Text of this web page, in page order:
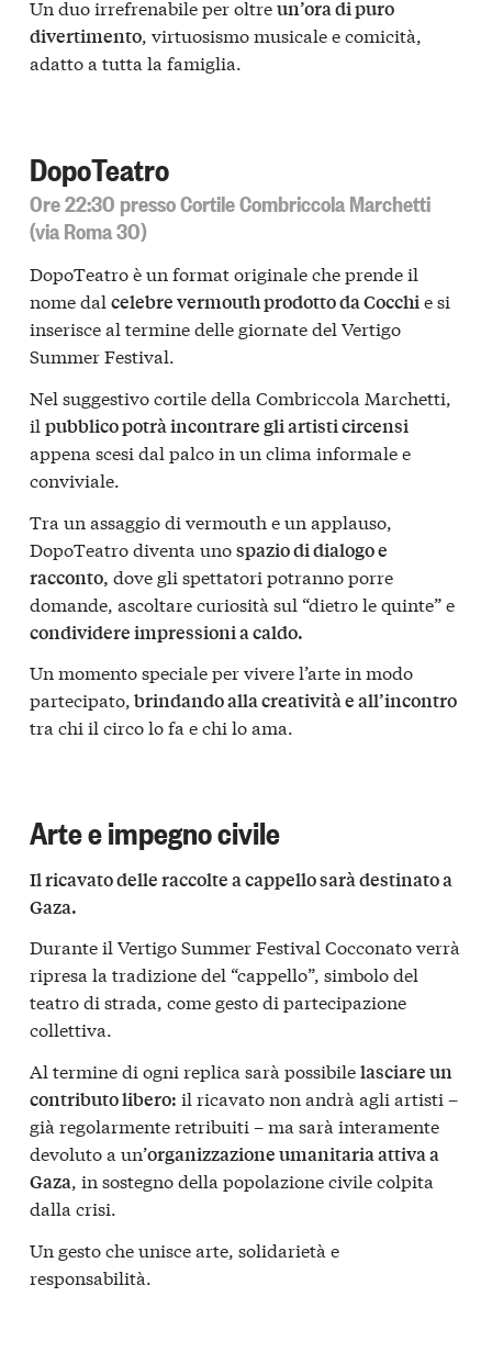
Un duo irrefrenabile per oltreun’ora di puro
divertimento, virtuosismo musicale e comicità,
adatto a tutta la famiglia.
DopoTeatro
Ore 22:30 presso Cortile Combriccola Marchetti
(via Roma 30)
DopoTeatro è un format originale che prende il
nome dal celebre vermouth prodotto da Cocchie si
inserisce al termine delle giornate del Vertigo
Summer Festival.
Nel suggestivo cortile della Combriccola Marchetti,
il pubblico potrà incontrare gli artisti circensi
appena scesi dal palco in un clima informale e
conviviale.
Tra un assaggio di vermouth e un applauso,
DopoTeatro diventa unospazio di dialogo e
racconto, dove gli spettatori potranno porre
domande, ascoltare curiosità sul “dietro le quinte” e
condividere impressioni a caldo.
Un momento speciale per vivere l’arte in modo
partecipato,brindando alla creatività e all’incontro
tra chi il circo lo fa e chi lo ama.
Arte e impegno civile
Il ricavato delle raccolte a cappello sarà destinato a
Gaza.
Durante il Vertigo Summer Festival Cocconato verrà
ripresa la tradizione del “cappello”, simbolo del
teatro di strada, come gesto di partecipazione
collettiva.
Al termine di ogni replica sarà possibilelasciare un
contributo libero: il ricavato non andrà agli artisti –
già regolarmente retribuiti – ma sarà interamente
devoluto a un’organizzazione umanitaria attiva a
Gaza, in sostegno della popolazione civile colpita
dalla crisi.
Un gesto che unisce arte, solidarietà e
responsabilità.